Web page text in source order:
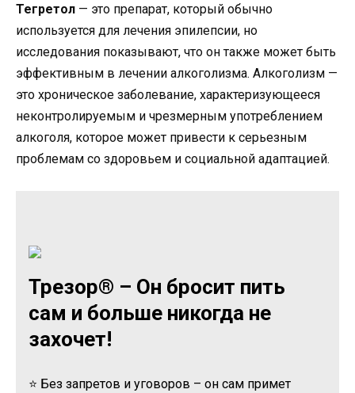
Тегретол — это препарат, который обычно
используется для лечения эпилепсии, но
исследования показывают, что он также может быть
эффективным в лечении алкоголизма. Алкоголизм —
это хроническое заболевание, характеризующееся
неконтролируемым и чрезмерным употреблением
алкоголя, которое может привести к серьезным
проблемам со здоровьем и социальной адаптацией.
Трезор® – Он бросит пить
сам и больше никогда не
захочет!
⭐ Без запретов и уговоров – он сам примет